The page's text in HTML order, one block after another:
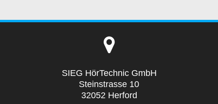
SIEG HörTechnic GmbH
Steinstrasse 10
32052 Herford